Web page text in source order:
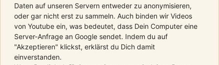
Daten auf unseren Servern entweder zu anonymisieren,
oder gar nicht erst zu sammeln. Auch binden wir Videos
von Youtube ein, was bedeutet, dass Dein Computer eine
Server-Anfrage an Google sendet. Indem du auf
"Akzeptieren" klickst, erklärst du Dich damit
einverstanden.